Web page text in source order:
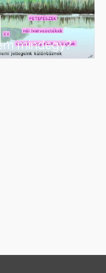
mindegy?